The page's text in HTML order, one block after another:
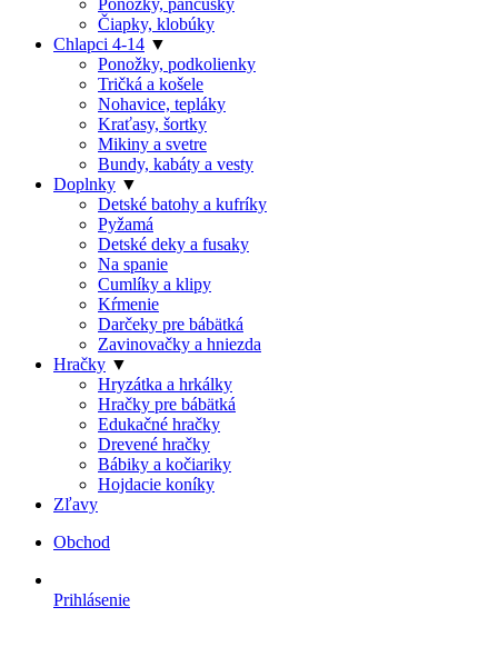
Čiapky, klobúky
Chlapci 4-14 ▼
Ponožky, podkolienky
Tričká a košele
Nohavice, tepláky
Kraťasy, šortky
Mikiny a svetre
Bundy, kabáty a vesty
Doplnky ▼
Detské batohy a kufríky
Pyžamá
Detské deky a fusaky
Na spanie
Cumlíky a klipy
Kŕmenie
Darčeky pre bábätká
Zavinovačky a hniezda
Hračky ▼
Hryzátka a hrkálky
Hračky pre bábätká
Edukačné hračky
Drevené hračky
Bábiky a kočiariky
Hojdacie koníky
Zľavy
Obchod
Prihlásenie